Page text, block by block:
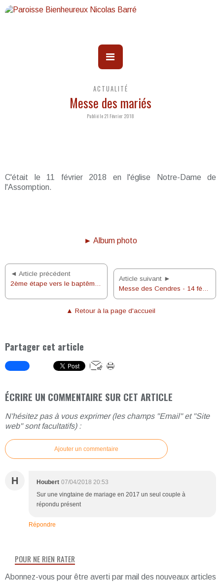
ACTUALITÉ
Messe des mariés
Publié le 21 Février 2018
C'était le 11 février 2018 en l'église Notre-Dame de
l'Assomption.
► Album photo
◄ Article précédent
2ème étape vers le baptême de Marco et Valentino
Article suivant ►
Messe des Cendres - 14 févier 2018
▲ Retour à la page d'accueil
Partager cet article
ÉCRIRE UN COMMENTAIRE SUR CET ARTICLE
N'hésitez pas à vous exprimer (les champs "Email" et "Site
web" sont facultatifs) :
Ajouter un commentaire
H Houbert 07/04/2018 20:53
Sur une vingtaine de mariage en 2017 un seul couple à
répondu présent
Répondre
POUR NE RIEN RATER
Abonnez-vous pour être averti par mail des nouveaux articles